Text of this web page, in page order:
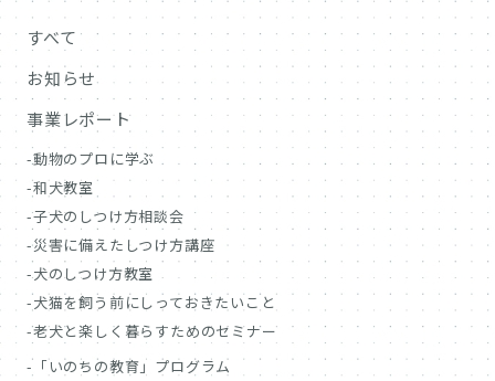
すべて
お知らせ
事業レポート
動物のプロに学ぶ
和犬教室
子犬のしつけ方相談会
災害に備えたしつけ方講座
犬のしつけ方教室
犬猫を飼う前にしっておきたいこと
老犬と楽しく暮らすためのセミナー
「いのちの教育」プログラム